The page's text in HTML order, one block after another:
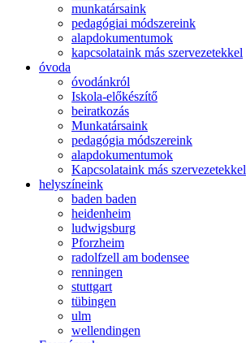
munkatársaink
pedagógiai módszereink
alapdokumentumok
kapcsolataink más szervezetekkel
óvoda
óvodánkról
Iskola-előkészítő
beiratkozás
Munkatársaink
pedagógia módszereink
alapdokumentumok
Kapcsolataink más szervezetekkel
helyszíneink
baden baden
heidenheim
ludwigsburg
Pforzheim
radolfzell am bodensee
renningen
stuttgart
tübingen
ulm
wellendingen